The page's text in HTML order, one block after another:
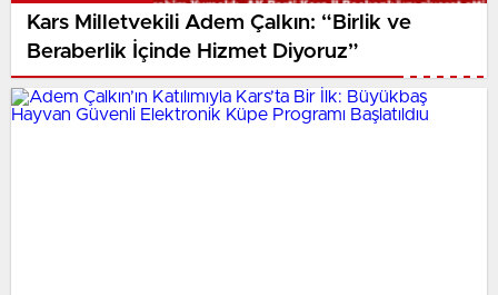
Kars Milletvekili Adem Çalkın: “Birlik ve
Beraberlik İçinde Hizmet Diyoruz”